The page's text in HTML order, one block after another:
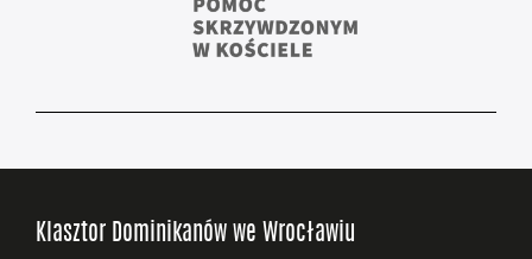
Klasztor Dominikanów we Wrocławiu